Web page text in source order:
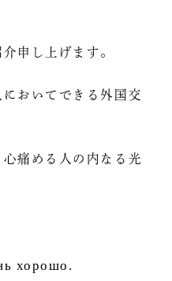
申し上げます。
おいてできる外国交
痛める人の内なる光
хорошо.